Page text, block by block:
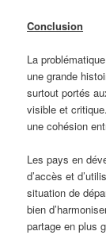
Conclusion
La
une grande
surtout portés
visible et
une cohésion
Les pays en
d’accès et
situation de
bien
partage en plus